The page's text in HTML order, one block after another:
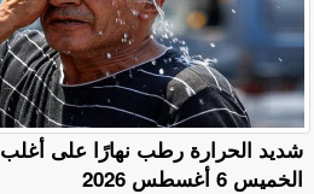
​شديد الحرارة رطب نهارًا على
الخميس 6 أغسطس 2026